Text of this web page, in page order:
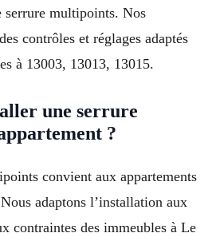
serrure multipoints. Nos
contrôles et réglages adaptés
à 13003, 13013, 13015.
une serrure
?
convient aux appartements
adaptons l’installation aux
contraintes des immeubles à Le